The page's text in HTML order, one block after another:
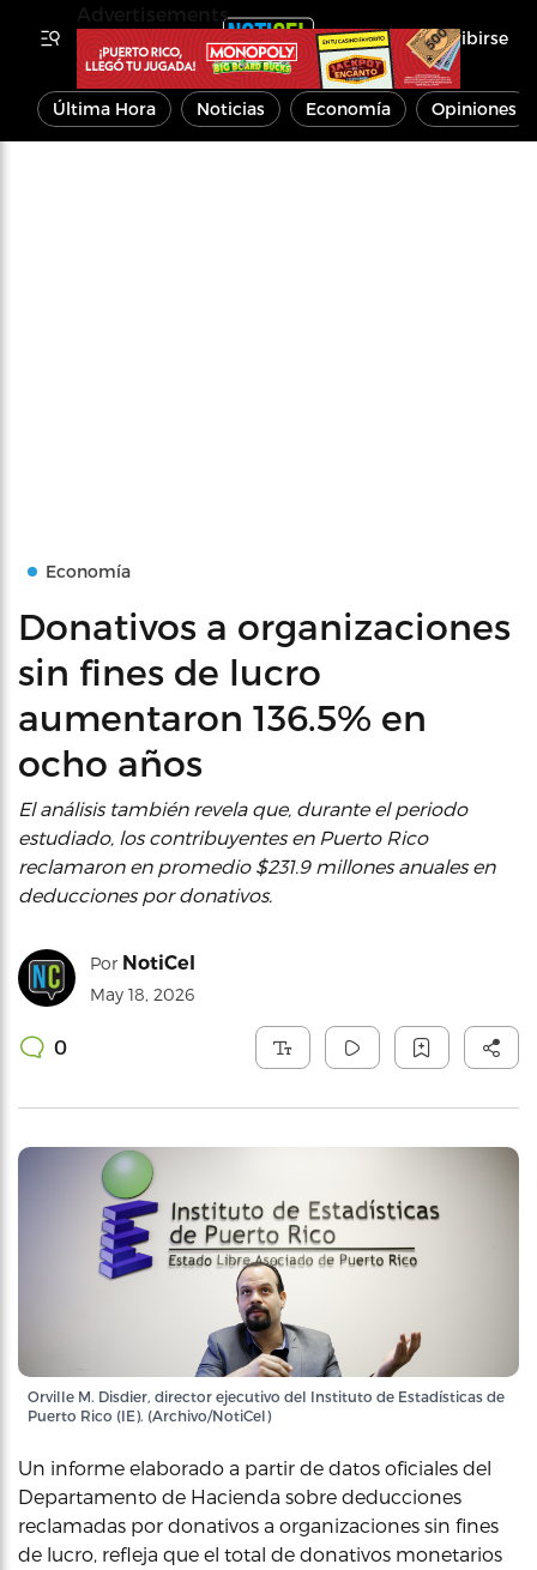
Inscribirse
Última Hora Noticias Economía Opiniones
Economía
Donativos a organizaciones
sin fines de lucro
aumentaron 136.5% en
ocho años
El análisis también revela que, durante el periodo
estudiado, los contribuyentes en Puerto Rico
reclamaron en promedio $231.9 millones anuales en
deducciones por donativos.
Por NotiCel
May 18, 2026
0
Orville M. Disdier, director ejecutivo del Instituto de Estadísticas de
Puerto Rico (IE). (Archivo/NotiCel)
Un informe elaborado a partir de datos oficiales del
Departamento de Hacienda sobre deducciones
reclamadas por donativos a organizaciones sin fines
de lucro, refleja que el total de donativos monetarios
Advertisements